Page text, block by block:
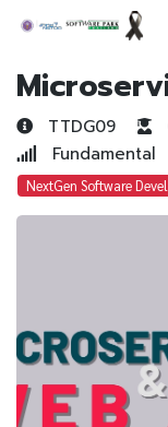
TTDG09
Fundamental
NextGen Software